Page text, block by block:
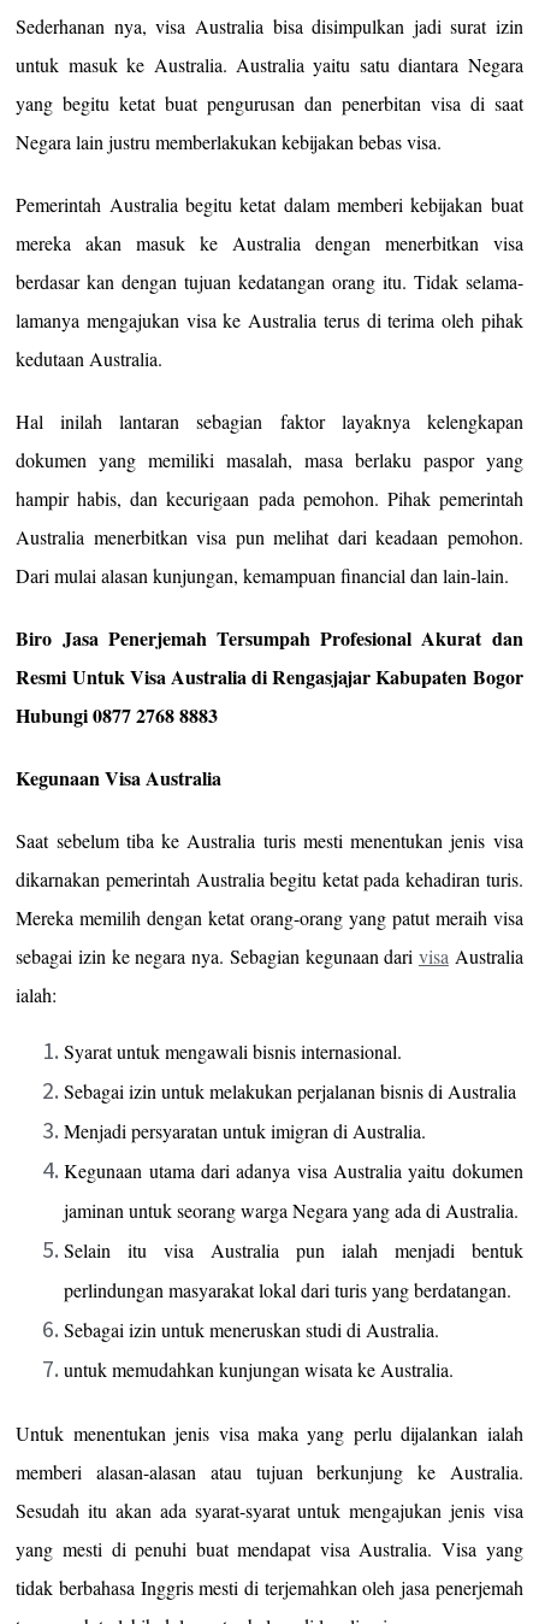
Sederhanan nya, visa Australia bisa disimpulkan jadi surat izin
untuk masuk ke Australia. Australia yaitu satu diantara Negara
yang begitu ketat buat pengurusan dan penerbitan visa di saat
Negara lain justru memberlakukan kebijakan bebas visa.
Pemerintah Australia begitu ketat dalam memberi kebijakan buat
mereka akan masuk ke Australia dengan menerbitkan visa
berdasar kan dengan tujuan kedatangan orang itu. Tidak selama-
lamanya mengajukan visa ke Australia terus di terima oleh pihak
kedutaan Australia.
Hal inilah lantaran sebagian faktor layaknya kelengkapan
dokumen yang memiliki masalah, masa berlaku paspor yang
hampir habis, dan kecurigaan pada pemohon. Pihak pemerintah
Australia menerbitkan visa pun melihat dari keadaan pemohon.
Dari mulai alasan kunjungan, kemampuan financial dan lain-lain.
Biro Jasa Penerjemah Tersumpah Profesional Akurat dan
Resmi Untuk Visa Australia di Rengasjajar Kabupaten Bogor
Hubungi 0877 2768 8883
Kegunaan Visa Australia
Saat sebelum tiba ke Australia turis mesti menentukan jenis visa
dikarnakan pemerintah Australia begitu ketat pada kehadiran turis.
Mereka memilih dengan ketat orang-orang yang patut meraih visa
sebagai izin ke negara nya. Sebagian kegunaan dari visa Australia
ialah:
Syarat untuk mengawali bisnis internasional.
Sebagai izin untuk melakukan perjalanan bisnis di Australia
Menjadi persyaratan untuk imigran di Australia.
Kegunaan utama dari adanya visa Australia yaitu dokumen
jaminan untuk seorang warga Negara yang ada di Australia.
Selain itu visa Australia pun ialah menjadi bentuk
perlindungan masyarakat lokal dari turis yang berdatangan.
Sebagai izin untuk meneruskan studi di Australia.
untuk memudahkan kunjungan wisata ke Australia.
Untuk menentukan jenis visa maka yang perlu dijalankan ialah
memberi alasan-alasan atau tujuan berkunjung ke Australia.
Sesudah itu akan ada syarat-syarat untuk mengajukan jenis visa
yang mesti di penuhi buat mendapat visa Australia. Visa yang
tidak berbahasa Inggris mesti di terjemahkan oleh jasa penerjemah